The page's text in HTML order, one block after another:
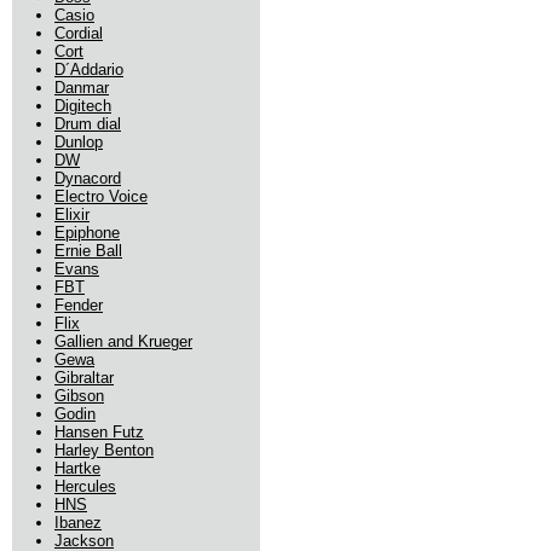
Casio
Cordial
Cort
D´Addario
Danmar
Digitech
Drum dial
Dunlop
DW
Dynacord
Electro Voice
Elixir
Epiphone
Ernie Ball
Evans
FBT
Fender
Flix
Gallien and Krueger
Gewa
Gibraltar
Gibson
Godin
Hansen Futz
Harley Benton
Hartke
Hercules
HNS
Ibanez
Jackson